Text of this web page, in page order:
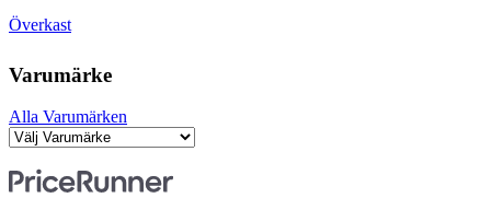
Överkast
Varumärke
Alla Varumärken